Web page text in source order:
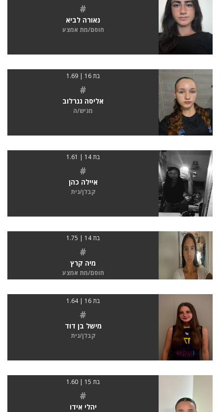
#
נאורה לביא
חוסם/מת אמצע
בת 16 | 1.69
#
אליסה גנרלוב
מגיש/ה
בת 14 | 1.61
#
איילה כהן
קבלן/נית
בת 14 | 1.75
#
מיה קרץ
חוסם/מת אמצע
בת 16 | 1.64
#
מישל בן דוד
קבלן/נית
בת 15 | 1.60
#
יהלי אידו